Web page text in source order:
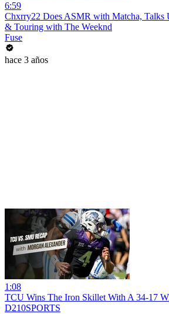
6:59
Chxrry22 Does ASMR with Matcha, Talks
& Touring with The Weeknd
Fuse
hace 3 años
1:08
TCU Wins The Iron Skillet With A 34-17
D210SPORTS